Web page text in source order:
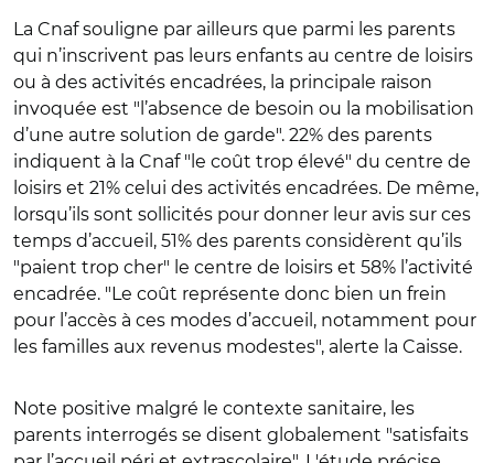
La Cnaf souligne par ailleurs que parmi les parents
qui n’inscrivent pas leurs enfants au centre de loisirs
ou à des activités encadrées, la principale raison
invoquée est "l’absence de besoin ou la mobilisation
d’une autre solution de garde". 22% des parents
indiquent à la Cnaf "le coût trop élevé" du centre de
loisirs et 21% celui des activités encadrées. De même,
lorsqu’ils sont sollicités pour donner leur avis sur ces
temps d’accueil, 51% des parents considèrent qu’ils
"paient trop cher" le centre de loisirs et 58% l’activité
encadrée. "Le coût représente donc bien un frein
pour l’accès à ces modes d’accueil, notamment pour
les familles aux revenus modestes", alerte la Caisse.
Note positive malgré le contexte sanitaire, les
parents interrogés se disent globalement "satisfaits